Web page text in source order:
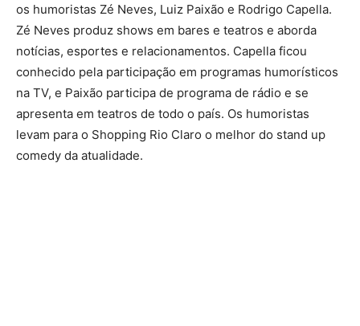
os humoristas Zé Neves, Luiz Paixão e Rodrigo Capella.
Zé Neves produz shows em bares e teatros e aborda
notícias, esportes e relacionamentos. Capella ficou
conhecido pela participação em programas humorísticos
na TV, e Paixão participa de programa de rádio e se
apresenta em teatros de todo o país. Os humoristas
levam para o Shopping Rio Claro o melhor do stand up
comedy da atualidade.